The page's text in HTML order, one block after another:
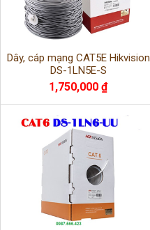
Dây, cáp mạng CAT5E Hikvision
DS-1LN5E-S
1,750,000 ₫